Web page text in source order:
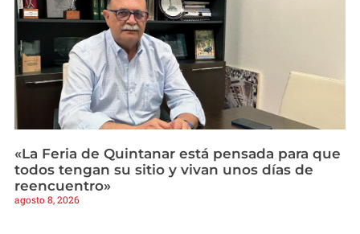
«La Feria de Quintanar está pensada para que
todos tengan su sitio y vivan unos días de
reencuentro»
agosto 8, 2026